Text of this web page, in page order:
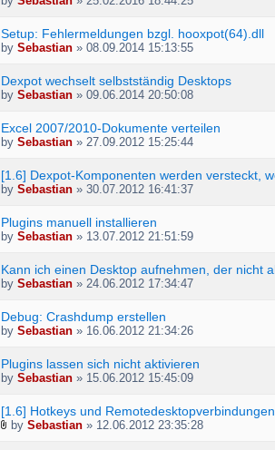
Setup: Fehlermeldungen bzgl. hooxpot(64).dll
by Sebastian » 08.09.2014 15:13:55
Dexpot wechselt selbstständig Desktops
by Sebastian » 09.06.2014 20:50:08
Excel 2007/2010-Dokumente verteilen
by Sebastian » 27.09.2012 15:25:44
[1.6] Dexpot-Komponenten werden versteckt,
by Sebastian » 30.07.2012 16:41:37
Plugins manuell installieren
by Sebastian » 13.07.2012 21:51:59
Kann ich einen Desktop aufnehmen, der nicht
by Sebastian » 24.06.2012 17:34:47
Debug: Crashdump erstellen
by Sebastian » 16.06.2012 21:34:26
Plugins lassen sich nicht aktivieren
by Sebastian » 15.06.2012 15:45:09
[1.6] Hotkeys und
by Sebastian » 12.06.2012 23:35:28